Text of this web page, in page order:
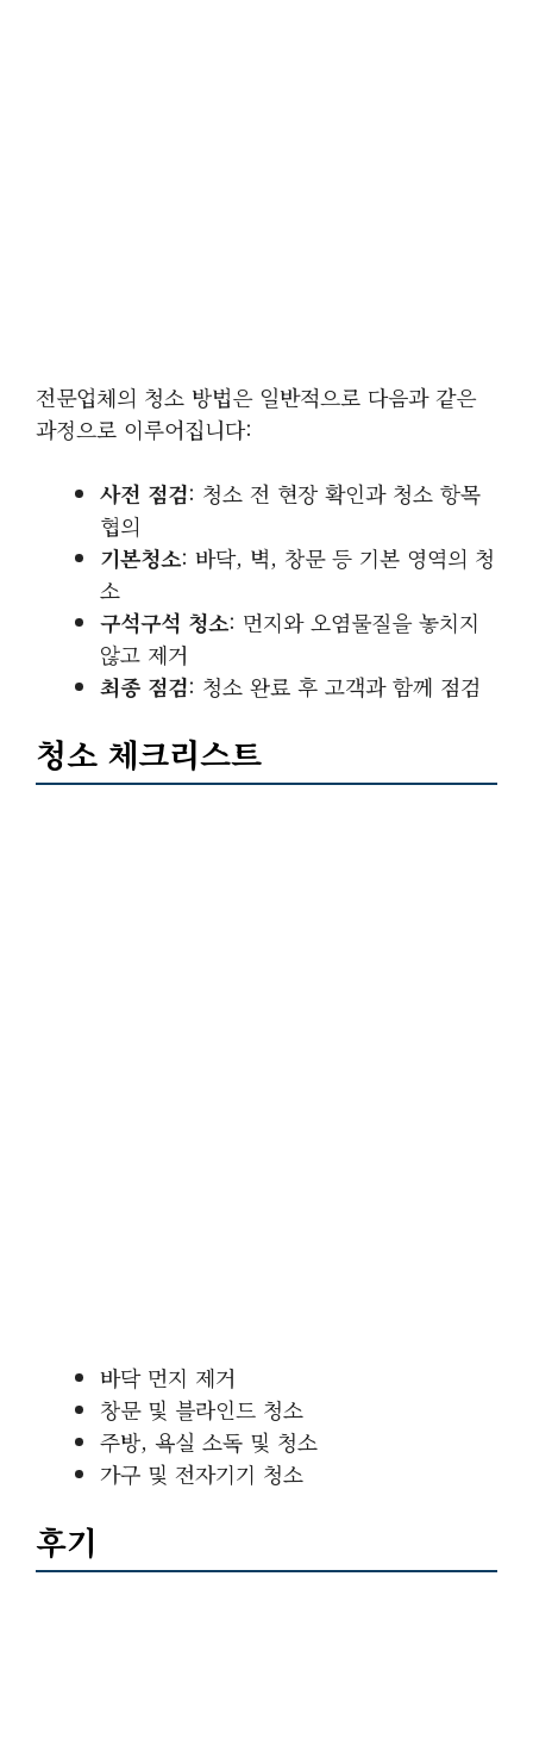
전문업체의 청소 방법은 일반적으로 다음과 같은
과정으로 이루어집니다:
사전 점검: 청소 전 현장 확인과 청소 항목
협의
기본청소: 바닥, 벽, 창문 등 기본 영역의 청
소
구석구석 청소: 먼지와 오염물질을 놓치지
않고 제거
최종 점검: 청소 완료 후 고객과 함께 점검
청소 체크리스트
바닥 먼지 제거
창문 및 블라인드 청소
주방, 욕실 소독 및 청소
가구 및 전자기기 청소
후기